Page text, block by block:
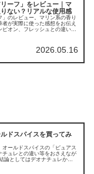
ーフ」をレビュー｜マ
ない？リアルな使用感
のレビュー。マリン系の香り
が実際に使った感想をお伝え
ピオン、フレッシュとの違いも
2026.05.16
ドスパイスを買ってみ
ールドスパイスの「ピュアス
チュレとの違い等をおさえなが
論としてはデオナチュレから